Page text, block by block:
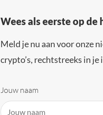
Wees als eerste op
Meld je nu aan voor onze
crypto’s, rechtstreeks in je
Jouw naam